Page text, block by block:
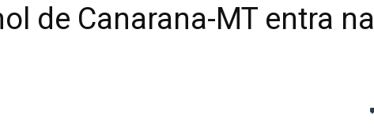
de Canarana-MT entra na